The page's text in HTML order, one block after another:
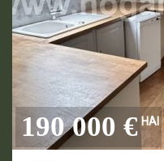
190 000 € HAI